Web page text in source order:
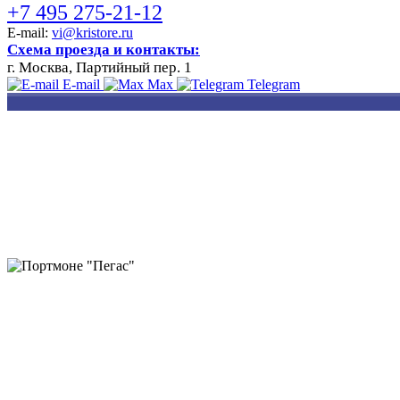
+7 495 275-21-12
E-mail: vi@kristore.ru
Схема проезда и контакты:
г. Москва, Партийный пер. 1
E-mail Max Telegram